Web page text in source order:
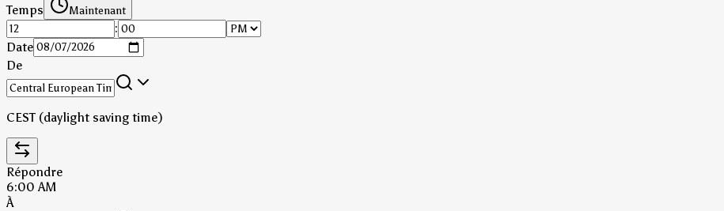
Temps Maintenant
:
Date
De
CEST (daylight saving time)
Répondre
6:00 AM
À